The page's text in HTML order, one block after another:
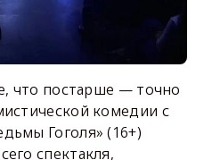
что постарше — точно
комедии с
Гоголя» (16+)
спектакля,